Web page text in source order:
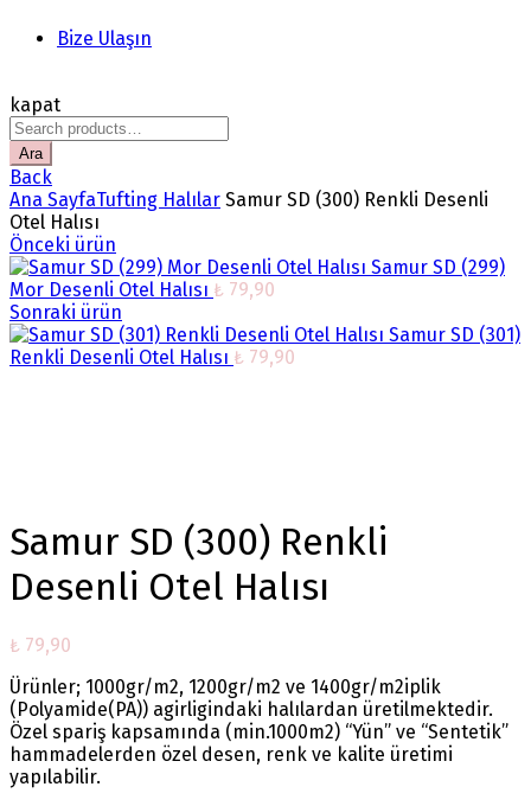
Bize Ulaşın
kapat
Search
for:
Ara
Back
Ana SayfaTufting Halılar Samur SD (300) Renkli Desenli
Otel Halısı
Önceki ürün
Samur SD (299)
Mor Desenli Otel Halısı ₺ 79,90
Sonraki ürün
Samur SD (301)
Renkli Desenli Otel Halısı ₺ 79,90
Samur SD (300) Renkli
Desenli Otel Halısı
₺ 79,90
Ürünler; 1000gr/m2, 1200gr/m2 ve 1400gr/m2iplik
(Polyamide(PA)) agirligindaki halılardan üretilmektedir.
Özel spariş kapsamında (min.1000m2) “Yün” ve “Sentetik”
hammadelerden özel desen, renk ve kalite üretimi
yapılabilir.